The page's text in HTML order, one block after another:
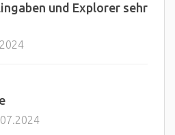
und Explorer sehr